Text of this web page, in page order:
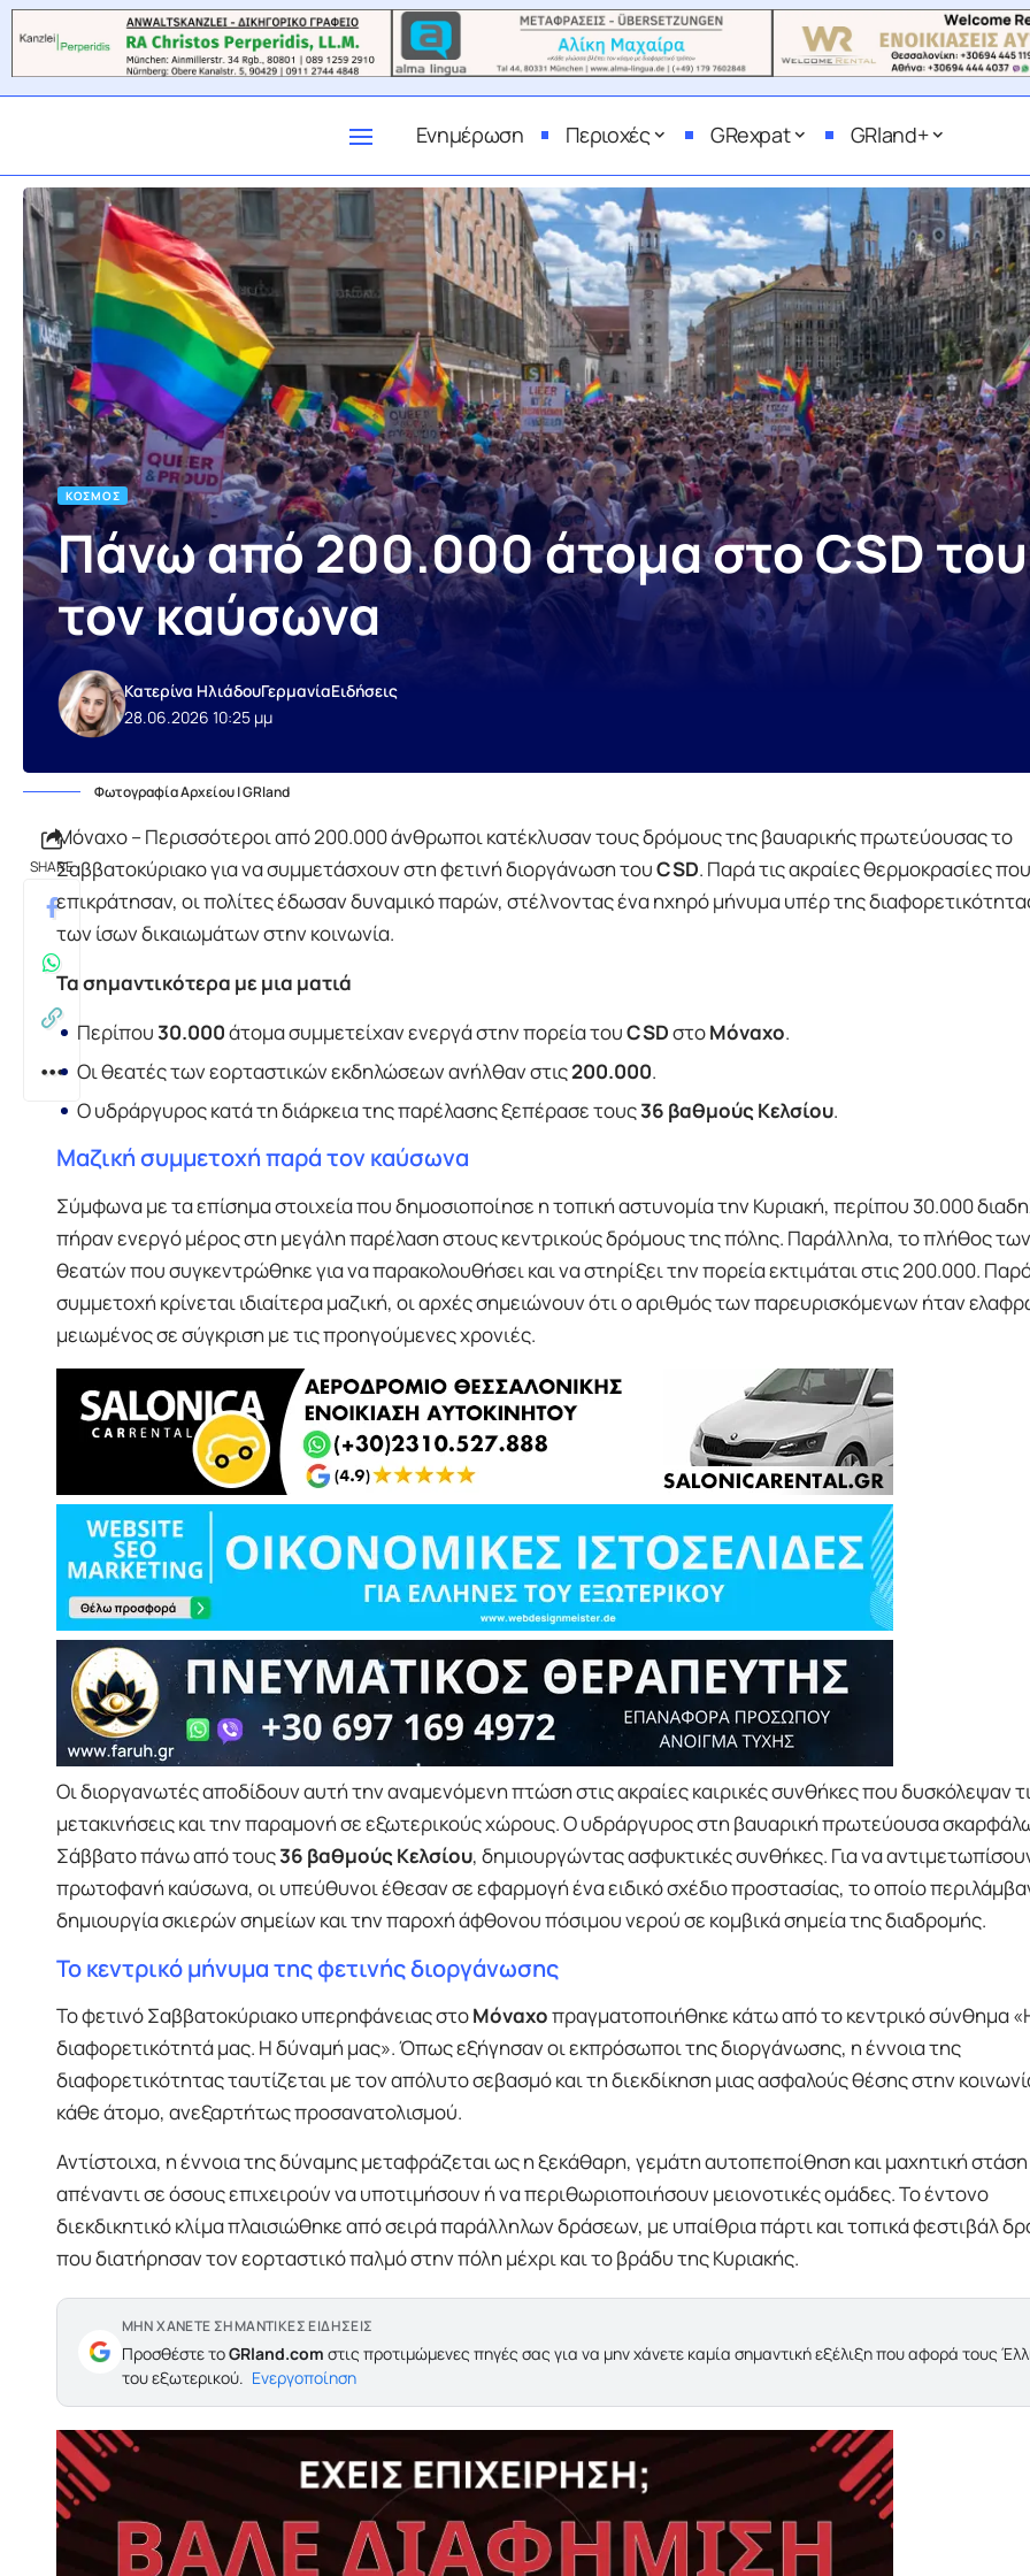
Ενημέρωση Περιοχές GRexpat GRland+
ΚΌΣΜΟΣ
Πάνω από 200.000 άτομα στο CSD
τον καύσωνα
28.06.2026 10:25 μμ
Κατερίνα ΗλιάδουΓερμανίαΕιδήσεις
Φωτογραφία Αρχείου | GRland
SHARE
Μόναχο – Περισσότεροι από 200.000 άνθρωποι κατέκλυσαν τους δρόμους της βαυαρικής πρωτεύουσας το
Σαββατοκύριακο για να συμμετάσχουν στη φετινή διοργάνωση τουCSD. Παρά τις ακραίες θερμοκρασίες που
επικράτησαν, οι πολίτες έδωσαν δυναμικό παρών, στέλνοντας ένα ηχηρό μήνυμα υπέρ της
των ίσων δικαιωμάτων στην κοινωνία.
Τα σημαντικότερα με μια ματιά
Περίπου30.000άτομα συμμετείχαν ενεργά στην πορεία τουCSDστοΜόναχο.
Οι θεατές των εορταστικών εκδηλώσεων ανήλθαν στις200.000.
Ο υδράργυρος κατά τη διάρκεια της παρέλασης ξεπέρασε τους36 βαθμούς Κελσίου.
Μαζική συμμετοχή παρά τον καύσωνα
Σύμφωνα με τα επίσημα στοιχεία που δημοσιοποίησε η τοπική αστυνομία την Κυριακή, περίπου 30.000
πήραν ενεργό μέρος στη μεγάλη παρέλαση στους κεντρικούς δρόμους της πόλης. Παράλληλα, το πλήθος των
θεατών που συγκεντρώθηκε για να παρακολουθήσει και να στηρίξει την πορεία εκτιμάται στις 200.000.
συμμετοχή κρίνεται ιδιαίτερα μαζική, οι αρχές σημειώνουν ότι ο αριθμός των παρευρισκόμενων ήταν
μειωμένος σε σύγκριση με τις προηγούμενες χρονιές.
Οι διοργανωτές αποδίδουν αυτή την αναμενόμενη πτώση στις ακραίες καιρικές συνθήκες που δυσκόλεψαν
μετακινήσεις και την παραμονή σε εξωτερικούς χώρους. Ο υδράργυρος στη βαυαρική πρωτεύουσα
Σάββατο πάνω από τους36 βαθμούς Κελσίου, δημιουργώντας ασφυκτικές συνθήκες. Για να
πρωτοφανή καύσωνα, οι υπεύθυνοι έθεσαν σε εφαρμογή ένα ειδικό σχέδιο προστασίας, το οποίο
δημιουργία σκιερών σημείων και την παροχή άφθονου πόσιμου νερού σε κομβικά σημεία της διαδρομής.
Το κεντρικό μήνυμα της φετινής διοργάνωσης
Το φετινό Σαββατοκύριακο υπερηφάνειας στοΜόναχοπραγματοποιήθηκε κάτω από το κεντρικό σύνθημα
διαφορετικότητά μας. Η δύναμή μας». Όπως εξήγησαν οι εκπρόσωποι της διοργάνωσης, η έννοια της
διαφορετικότητας ταυτίζεται με τον απόλυτο σεβασμό και τη διεκδίκηση μιας ασφαλούς θέσης στην
κάθε άτομο, ανεξαρτήτως προσανατολισμού.
Αντίστοιχα, η έννοια της δύναμης μεταφράζεται ως η ξεκάθαρη, γεμάτη αυτοπεποίθηση και μαχητική στάση
απέναντι σε όσους επιχειρούν να υποτιμήσουν ή να περιθωριοποιήσουν μειονοτικές ομάδες. Το έντονο
διεκδικητικό κλίμα πλαισιώθηκε από σειρά παράλληλων δράσεων, με υπαίθρια πάρτι και τοπικά φεστιβάλ
που διατήρησαν τον εορταστικό παλμό στην πόλη μέχρι και το βράδυ της Κυριακής.
ΜΗΝ ΧΑΝΕΤΕ ΣΗΜΑΝΤΙΚΕΣ ΕΙΔΗΣΕΙΣ
Προσθέστε τοGRland.com στις προτιμώμενες πηγές σας για να μην χάνετε καμία σημαντική εξέλιξη που αφορά τους
του εξωτερικού. Ενεργοποίηση